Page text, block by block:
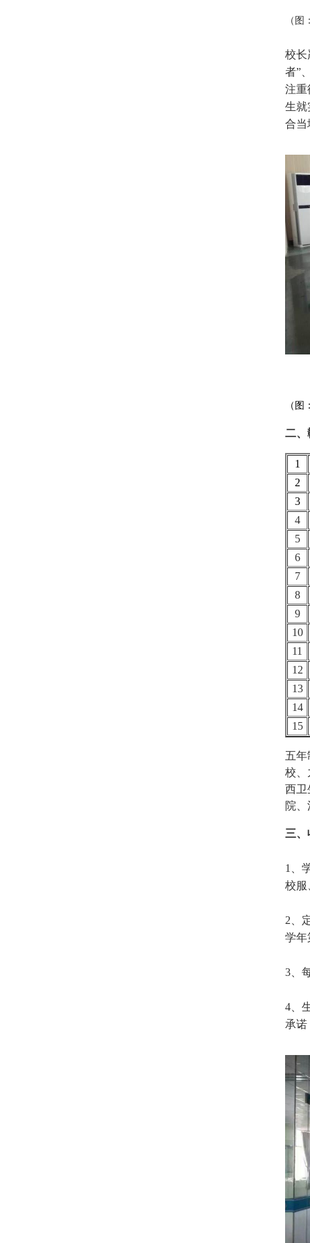
（图
校长
者”
注重
生就
合当
（图
二、
1
2
3
4
5
6
7
8
9
10
11
12
13
14
15
五
校、
西卫
院
三、
1、
校服
2、
学年
3、
4、
承